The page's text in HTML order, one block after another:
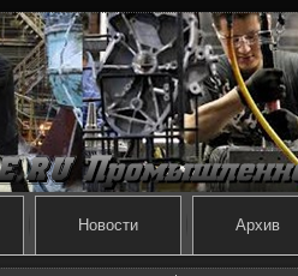
Новости Архив